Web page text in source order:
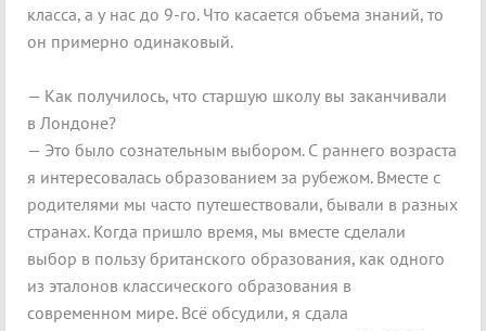
класса, а у нас до 9-го. Что касается объема знаний, то
он примерно одинаковый.
— Как получилось, что старшую школу вы заканчивали
в Лондоне?
— Это было сознательным выбором. С раннего возраста
я интересовалась образованием за рубежом. Вместе с
родителями мы часто путешествовали, бывали в разных
странах. Когда пришло время, мы вместе сделали
выбор в пользу британского образования, как одного
из эталонов классического образования в
современном мире. Всё обсудили, я сдала